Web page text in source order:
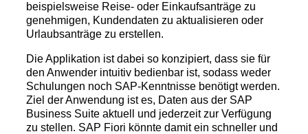
beispielsweise Reise- oder Einkaufsanträge zu
genehmigen, Kundendaten zu aktualisieren oder
Urlaubsanträge zu erstellen.
Die Applikation ist dabei so konzipiert, dass sie für
den Anwender intuitiv bedienbar ist, sodass weder
Schulungen noch SAP-Kenntnisse benötigt werden.
Ziel der Anwendung ist es, Daten aus der SAP
Business Suite aktuell und jederzeit zur Verfügung
zu stellen. SAP Fiori könnte damit ein schneller und